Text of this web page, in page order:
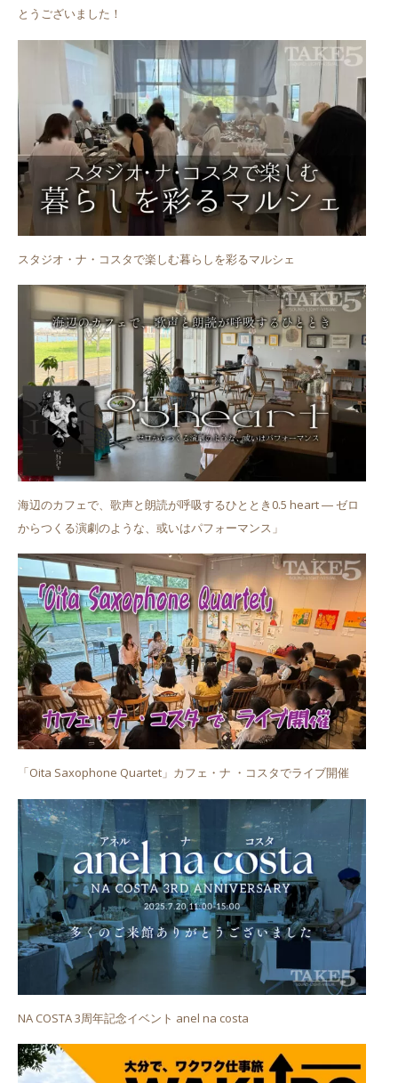
とうございました！
スタジオ・ナ・コスタで楽しむ暮らしを彩るマルシェ
海辺のカフェで、歌声と朗読が呼吸するひととき0.5 heart ― ゼロ
からつくる演劇のような、或いはパフォーマンス」
「Oita Saxophone Quartet」カフェ・ナ ・コスタでライブ開催
NA COSTA 3周年記念イベント anel na costa